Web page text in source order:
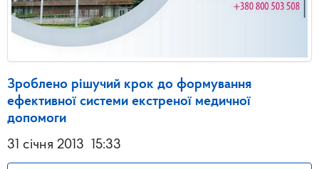
Зроблено рішучий крок до формування
ефективної системи екстреної медичної
допомоги
31 січня 2013
15:33